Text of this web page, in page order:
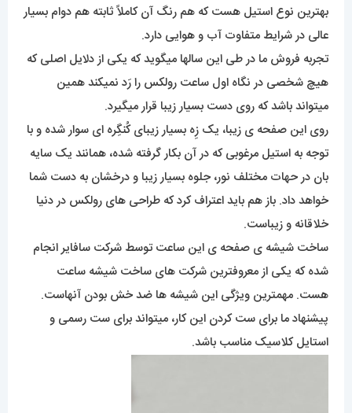
بهترین نوع استیل هست که هم رنگ آن کاملاً ثابته هم دوام بسیار
عالی در شرایط متفاوت آب و هوایی دارد.
تجربه فروش ما در طی این سالها میگوید که یکی از دلایل اصلی که
هیچ شخصی در نگاه اول ساعت رولکس را رَد نمیکند همین
میتواند باشد که روی دست بسیار زیبا قرار میگیرد.
روی این صفحه ی زیبا، یک زِه بسیار زیبای کُنگِره ای سوار شده و با
توجه به استیل مرغوبی که در آن بکار گرفته شده، همانند یک سایه
بان در حهات مختلف نور، جلوه بسیار زیبا و درخشان به دست شما
خواهد داد. باز هم باید اعتراف کرد که طراحی های رولکس در دنیا
خلاقانه و زیباست.
ساخت شیشه ی صفحه ی این ساعت توسط شرکت سافایر انجام
شده که یکی از معروفترین شرکت های ساخت شیشه ساعت
هست. مهمترین ویژگی این شیشه ها ضد خش بودن آنهاست.
پیشنهاد ما برای ست کردن این کار، میتواند برای ست رسمی و
استایل کلاسیک مناسب باشد.